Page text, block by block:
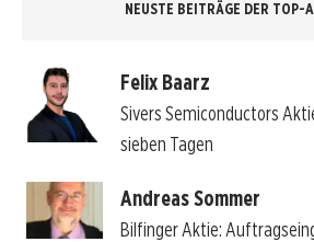
NEUSTE BEITRÄGE DER TOP-
Felix Baarz
Sivers Semiconductors
sieben Tagen
Andreas Sommer
Bilfinger Aktie: